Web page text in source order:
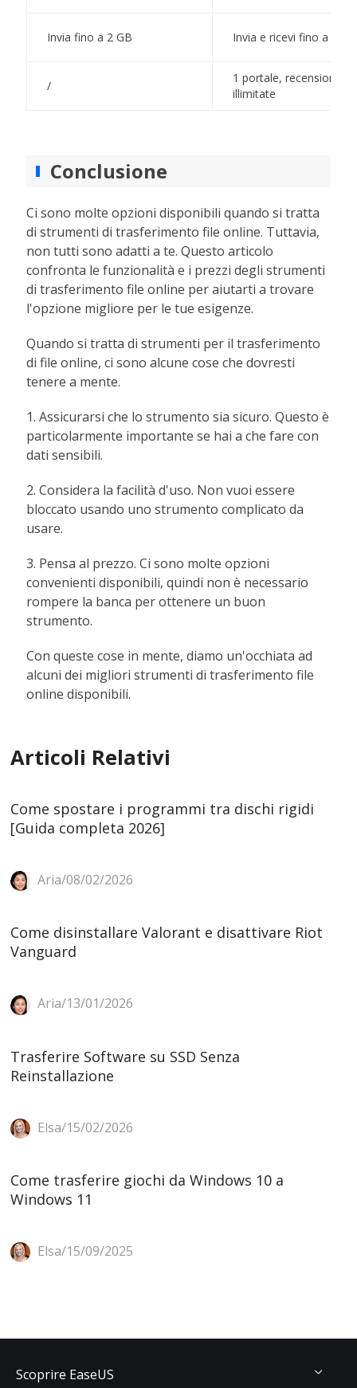
Invia fino a 2 GB Invia e ricevi fino a 200
/
1 portale, recensioni
illimitate
Conclusione
Ci sono molte opzioni disponibili quando si tratta
di strumenti di trasferimento file online. Tuttavia,
non tutti sono adatti a te. Questo articolo
confronta le funzionalità e i prezzi degli strumenti
di trasferimento file online per aiutarti a trovare
l'opzione migliore per le tue esigenze.
Quando si tratta di strumenti per il trasferimento
di file online, ci sono alcune cose che dovresti
tenere a mente.
1. Assicurarsi che lo strumento sia sicuro. Questo è
particolarmente importante se hai a che fare con
dati sensibili.
2. Considera la facilità d'uso. Non vuoi essere
bloccato usando uno strumento complicato da
usare.
3. Pensa al prezzo. Ci sono molte opzioni
convenienti disponibili, quindi non è necessario
rompere la banca per ottenere un buon
strumento.
Con queste cose in mente, diamo un'occhiata ad
alcuni dei migliori strumenti di trasferimento file
online disponibili.
Articoli Relativi
Come spostare i programmi tra dischi rigidi
[Guida completa 2026]
Aria/08/02/2026
Come disinstallare Valorant e disattivare Riot
Vanguard
Aria/13/01/2026
Trasferire Software su SSD Senza
Reinstallazione
Elsa/15/02/2026
Come trasferire giochi da Windows 10 a
Windows 11
Elsa/15/09/2025
Scoprire EaseUS